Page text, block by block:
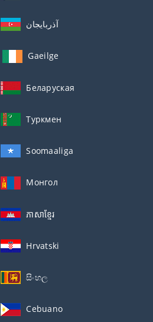
آذربايجان
Gaeilge
Беларуская
Туркмен
Soomaaliga
Монгол
ភាសាខ្មែរ
Hrvatski
සිංහල
Cebuano